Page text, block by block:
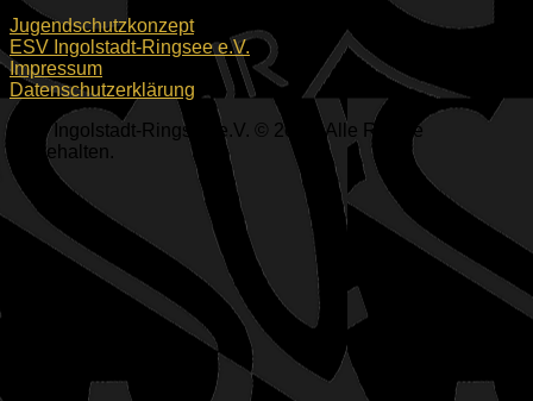
Jugendschutzkonzept
ESV Ingolstadt-Ringsee e.V.
Impressum
Datenschutzerklärung
ESV Ingolstadt-Ringsee e.V. © 2026. Alle Rechte
vorbehalten.